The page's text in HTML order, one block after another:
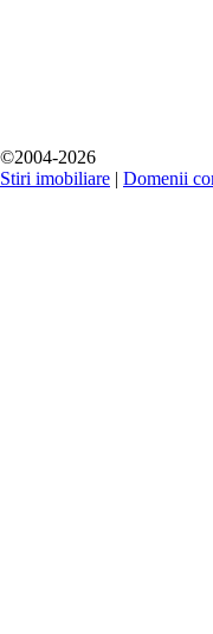
©2004-2026
Stiri imobiliare | Domenii